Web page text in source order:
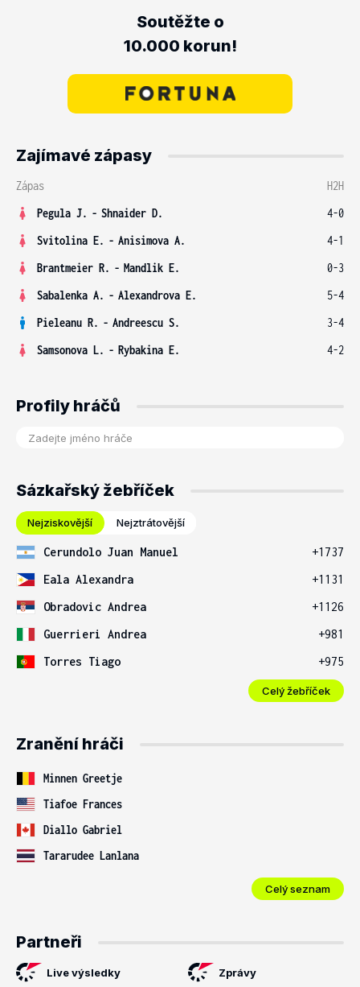
Soutěžte o
10.000 korun!
Zajímavé zápasy
Zápas
H2H
Pegula J. - Shnaider D.
4-0
Svitolina E. - Anisimova A.
4-1
Brantmeier R. - Mandlik E.
0-3
Sabalenka A. - Alexandrova E.
5-4
Pieleanu R. - Andreescu S.
3-4
Samsonova L. - Rybakina E. 4-2
Profily hráčů
Sázkařský žebříček
Nejziskovější Nejztrátovější
Cerundolo Juan Manuel
+1737
Eala Alexandra
+1131
Obradovic Andrea
+1126
Guerrieri Andrea
+981
Torres Tiago
+975
Celý žebříček
Zranění hráči
Minnen Greetje
Tiafoe Frances
Diallo Gabriel
Tararudee Lanlana
Celý seznam
Partneři
Live výsledky Zprávy